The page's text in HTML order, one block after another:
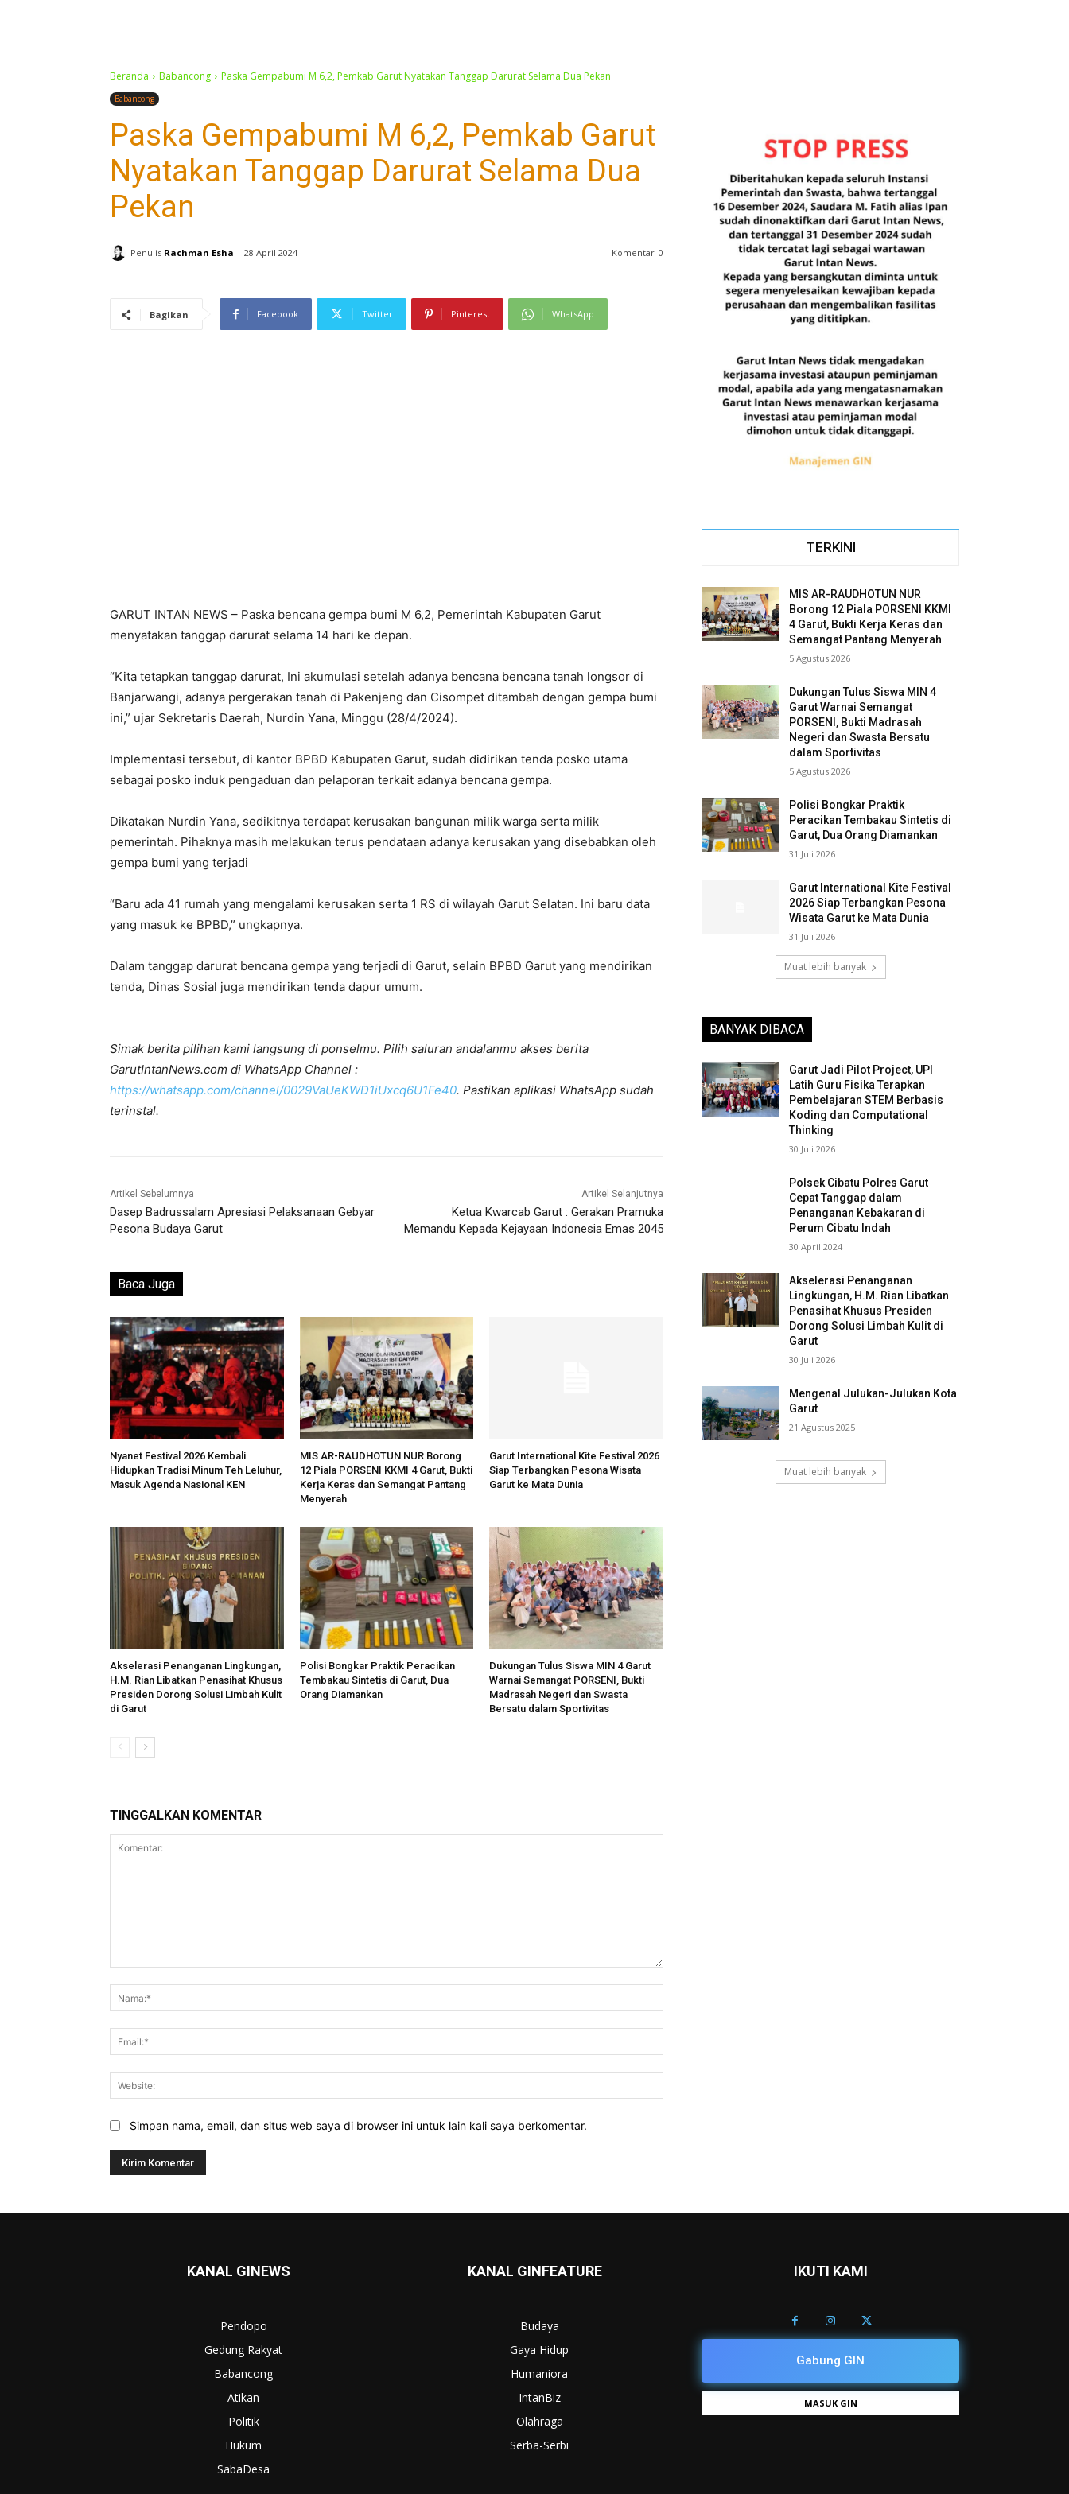
Beranda Babancong Paska Gempabumi M 6,2, Pemkab Garut Nyatakan Tanggap Darurat Selama Dua Pekan
Babancong
Paska Gempabumi M 6,2, Pemkab Garut
Nyatakan Tanggap Darurat Selama Dua
Pekan
Penulis Rachman Esha 28 April 2024 Komentar 0
Bagikan Facebook Twitter Pinterest WhatsApp
GARUT INTAN NEWS – Paska bencana gempa bumi M 6,2, Pemerintah Kabupaten Garut
menyatakan tanggap darurat selama 14 hari ke depan.
“Kita tetapkan tanggap darurat, Ini akumulasi setelah adanya bencana bencana tanah longsor di
Banjarwangi, adanya pergerakan tanah di Pakenjeng dan Cisompet ditambah dengan gempa bumi
ini,” ujar Sekretaris Daerah, Nurdin Yana, Minggu (28/4/2024).
Implementasi tersebut, di kantor BPBD Kabupaten Garut, sudah didirikan tenda posko utama
sebagai posko induk pengaduan dan pelaporan terkait adanya bencana gempa.
Dikatakan Nurdin Yana, sedikitnya terdapat kerusakan bangunan milik warga serta milik
pemerintah. Pihaknya masih melakukan terus pendataan adanya kerusakan yang disebabkan oleh
gempa bumi yang terjadi
“Baru ada 41 rumah yang mengalami kerusakan serta 1 RS di wilayah Garut Selatan. Ini baru data
yang masuk ke BPBD,” ungkapnya.
Dalam tanggap darurat bencana gempa yang terjadi di Garut, selain BPBD Garut yang mendirikan
tenda, Dinas Sosial juga mendirikan tenda dapur umum.
Simak berita pilihan kami langsung di ponselmu. Pilih saluran andalanmu akses berita
GarutIntanNews.com di WhatsApp Channel :
https://whatsapp.com/channel/0029VaUeKWD1iUxcq6U1Fe40. Pastikan aplikasi WhatsApp sudah
terinstal.
Artikel Sebelumnya
Dasep Badrussalam Apresiasi Pelaksanaan Gebyar
Pesona Budaya Garut
Artikel Selanjutnya
Ketua Kwarcab Garut : Gerakan Pramuka
Memandu Kepada Kejayaan Indonesia Emas 2045
Baca Juga
Nyanet Festival 2026 Kembali
Hidupkan Tradisi Minum Teh Leluhur,
Masuk Agenda Nasional KEN
MIS AR-RAUDHOTUN NUR Borong
12 Piala PORSENI KKMI 4 Garut, Bukti
Kerja Keras dan Semangat Pantang
Menyerah
Garut International Kite Festival 2026
Siap Terbangkan Pesona Wisata
Garut ke Mata Dunia
Akselerasi Penanganan Lingkungan,
H.M. Rian Libatkan Penasihat Khusus
Presiden Dorong Solusi Limbah Kulit
di Garut
Polisi Bongkar Praktik Peracikan
Tembakau Sintetis di Garut, Dua
Orang Diamankan
Dukungan Tulus Siswa MIN 4 Garut
Warnai Semangat PORSENI, Bukti
Madrasah Negeri dan Swasta
Bersatu dalam Sportivitas
TINGGALKAN KOMENTAR
Simpan nama, email, dan situs web saya di browser ini untuk lain kali saya berkomentar.
TERKINI
MIS AR-RAUDHOTUN NUR
Borong 12 Piala PORSENI KKMI
4 Garut, Bukti Kerja Keras dan
Semangat Pantang Menyerah
5 Agustus 2026
Dukungan Tulus Siswa MIN 4
Garut Warnai Semangat
PORSENI, Bukti Madrasah
Negeri dan Swasta Bersatu
dalam Sportivitas
5 Agustus 2026
Polisi Bongkar Praktik
Peracikan Tembakau Sintetis di
Garut, Dua Orang Diamankan
31 Juli 2026
Garut International Kite Festival
2026 Siap Terbangkan Pesona
Wisata Garut ke Mata Dunia
31 Juli 2026
Muat lebih banyak
BANYAK DIBACA
Garut Jadi Pilot Project, UPI
Latih Guru Fisika Terapkan
Pembelajaran STEM Berbasis
Koding dan Computational
Thinking
30 Juli 2026
Polsek Cibatu Polres Garut
Cepat Tanggap dalam
Penanganan Kebakaran di
Perum Cibatu Indah
30 April 2024
Akselerasi Penanganan
Lingkungan, H.M. Rian Libatkan
Penasihat Khusus Presiden
Dorong Solusi Limbah Kulit di
Garut
30 Juli 2026
Mengenal Julukan-Julukan Kota
Garut
21 Agustus 2025
Muat lebih banyak
KANAL GINEWS
Pendopo
Gedung Rakyat
Babancong
Atikan
Politik
Hukum
SabaDesa
KANAL GINFEATURE
Budaya
Gaya Hidup
Humaniora
IntanBiz
Olahraga
Serba-Serbi
IKUTI KAMI
Gabung GIN
MASUK GIN